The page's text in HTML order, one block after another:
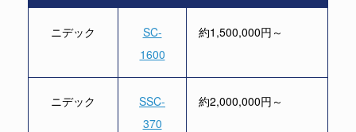
ニデック
SC-
1600
約1,500,000円～
ニデック
SSC-
370
約2,000,000円～